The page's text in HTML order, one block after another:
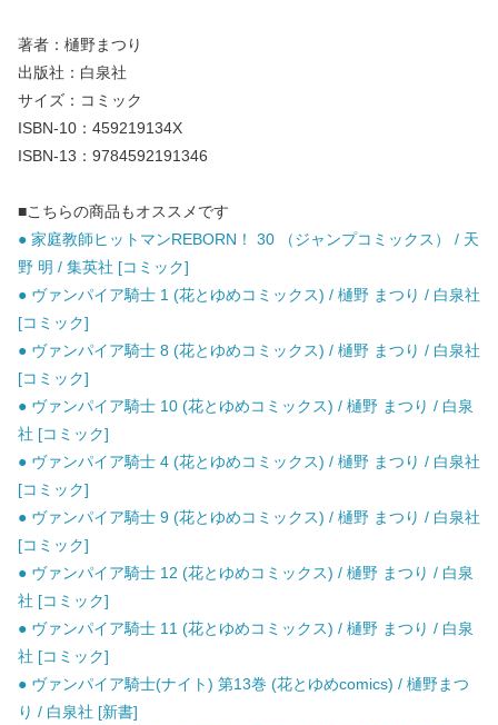
著者：樋野まつり
出版社：白泉社
サイズ：コミック
ISBN-10：459219134X
ISBN-13：9784592191346
■こちらの商品もオススメです
● 家庭教師ヒットマンREBORN！ 30 （ジャンプコミックス） / 天
野 明 / 集英社 [コミック]
● ヴァンパイア騎士 1 (花とゆめコミックス) / 樋野 まつり / 白泉社
[コミック]
● ヴァンパイア騎士 8 (花とゆめコミックス) / 樋野 まつり / 白泉社
[コミック]
● ヴァンパイア騎士 10 (花とゆめコミックス) / 樋野 まつり / 白泉
社 [コミック]
● ヴァンパイア騎士 4 (花とゆめコミックス) / 樋野 まつり / 白泉社
[コミック]
● ヴァンパイア騎士 9 (花とゆめコミックス) / 樋野 まつり / 白泉社
[コミック]
● ヴァンパイア騎士 12 (花とゆめコミックス) / 樋野 まつり / 白泉
社 [コミック]
● ヴァンパイア騎士 11 (花とゆめコミックス) / 樋野 まつり / 白泉
社 [コミック]
● ヴァンパイア騎士(ナイト) 第13巻 (花とゆめcomics) / 樋野まつ
り / 白泉社 [新書]